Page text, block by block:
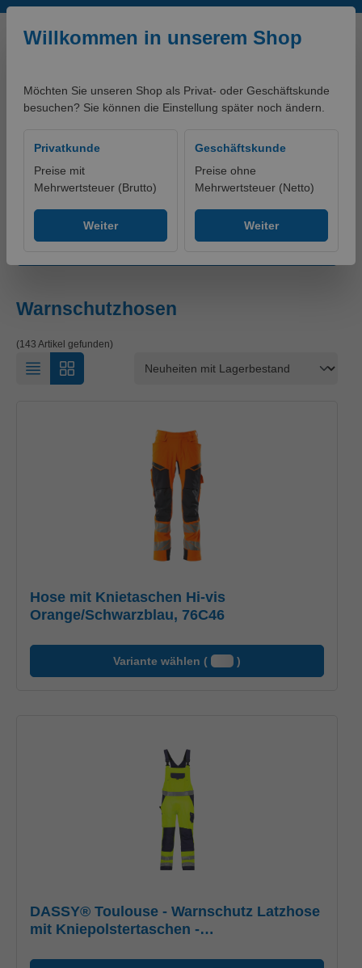
Zum Hauptinhalt springen
Willkommen in unserem Shop
Möchten Sie unseren Shop als Privat- oder Geschäftskunde
besuchen? Sie können die Einstellung später noch ändern.
Privatkunde
Preise mit
Mehrwertsteuer (Brutto)
Weiter
Geschäftskunde
Preise ohne
Mehrwertsteuer (Netto)
Weiter
Warnschutzhosen
(143 Artikel gefunden)
Hose mit Knietaschen Hi-vis
Orange/Schwarzblau, 76C46
Variante wählen ( )
DASSY® Toulouse - Warnschutz Latzhose
mit Kniepolstertaschen -